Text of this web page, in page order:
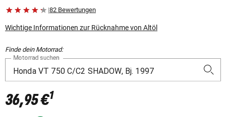
|82 Bewertungen
Wichtige Informationen zur Rücknahme von Altöl
Finde dein Motorrad:
Motorrad suchen
36,95 €1